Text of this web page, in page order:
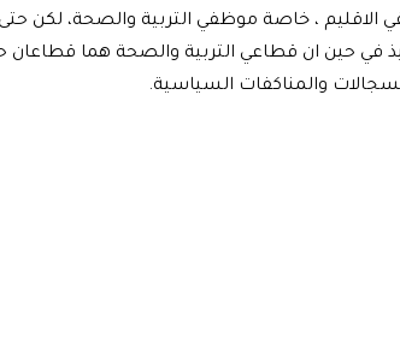
، خاصة موظفي التربية والصحة، لكن حتى
في حين ان قطاعي التربية والصحة هما قطاعان
والمناكفات السياسية.